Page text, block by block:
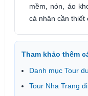
mềm, nón, áo
cá nhân cần thiết
Tham khảo thêm
Danh mục Tour
Tour Nha Trang